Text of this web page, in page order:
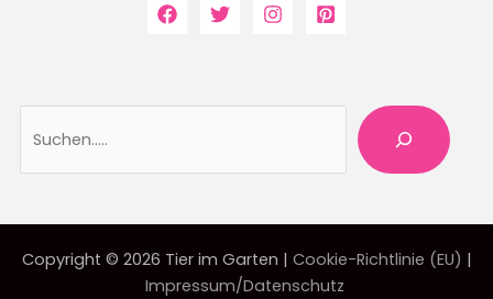
Copyright © 2026 Tier im Garten | Cookie-Richtlinie (EU) |
Impressum/Datenschutz